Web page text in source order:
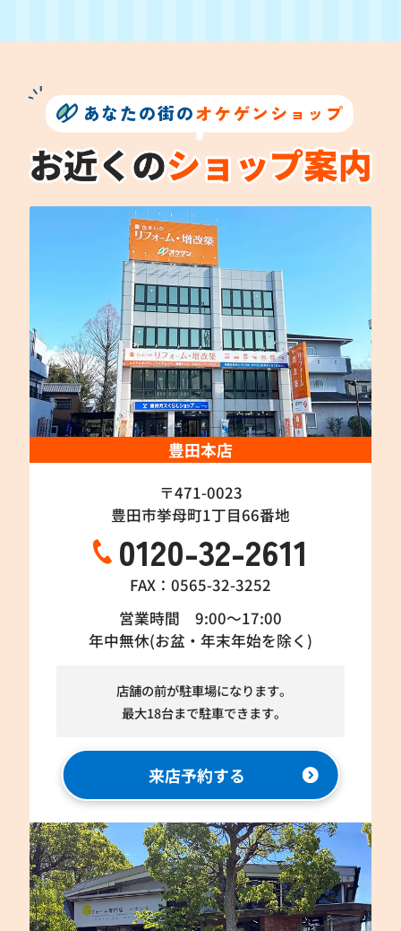
あなたの街のオケゲンショップ
豊田本店
〒471-0023
豊田市挙母町1丁目66番地
0120-32-2611
FAX：0565-32-3252
営業時間 9:00～17:00
年中無休(お盆・年末年始を除く)
店舗の前が駐車場になります。
最大18台まで駐車できます。
来店予約する